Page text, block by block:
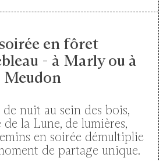
en fôret
- à Marly ou à
Meudon
de nuit au sein des bois,
la Lune, de lumières,
en soirée démultiplie
de partage unique.